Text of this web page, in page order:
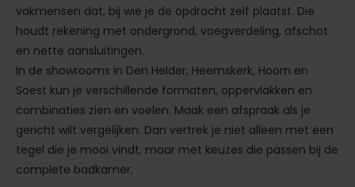
vakmensen dat, bij wie je de opdracht zelf plaatst. Die
houdt rekening met ondergrond, voegverdeling, afschot
en nette aansluitingen.
In de showrooms in Den Helder, Heemskerk, Hoorn en
Soest kun je verschillende formaten, oppervlakken en
combinaties zien en voelen. Maak een afspraak als je
gericht wilt vergelijken. Dan vertrek je niet alleen met een
tegel die je mooi vindt, maar met keuzes die passen bij de
complete badkamer.